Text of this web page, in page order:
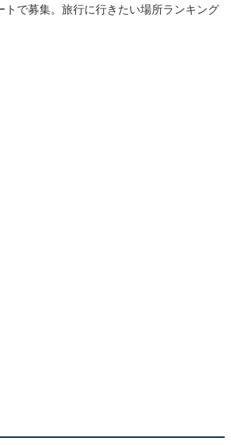
で募集。旅行に行きたい場所ランキング